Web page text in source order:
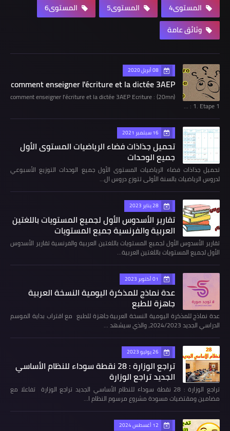
المستوى4
المستوى5
المستوى6
وثائق عامة
08 أبريل 2020
comment enseigner l'écriture et la dictée 3AEP
comment enseigner l'écriture et la dictée 3AEP Ecriture : (20mn)
1. Etape 1 : …
16 سبتمبر 2021
تحميل جذاذات فضاء الرياضيات المستوى الأول
جميع الوحدات
تحميل جذاذات فضاء الرياضيات المستوى الأول جميع الوحدات التوزيع الأسبوعي
لدروس الرياضيات بالسنة الأولى تتوزع دروس ال…
28 يناير 2023
تقارير الأسدوس الأول لجميع المستويات باللغتين
العربية والفرنسية جميع المستويات
تقارير الأسدوس الأول لجميع المستويات باللغتين العربية والفرنسية تقارير الأسدوس
الأول لجميع المستويات باللغتين العربية…
01 أكتوبر 2023
عدة نماذج للمذكرة اليومية النسخة العربية
جاهزة للطبع
عدة نماذج للمذكرة اليومية النسخة العربية جاهزة للطبع مع اقتراب بداية الموسم
الدراسي الجديد 2024/2023، والذي سيشهد …
26 يوليو 2023
تراجع الوزارة : 28 نقطة سوداء للنظام الأساسي
الجديد تراجع الوزارة
تراجع الوزارة : 28 نقطة سوداء للنظام الأساسي الجديد تراجع الوزارة تفاعلا مع
مضامين ومقتضيات مسودة مشروع مرسوم النظام ا…
12 أغسطس 2024